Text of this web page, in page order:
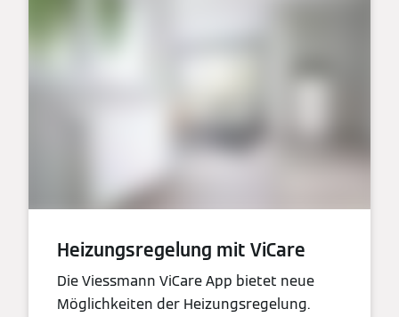
Heizungsregelung mit ViCare
Die Viessmann ViCare App bietet neue
Möglichkeiten der Heizungsregelung.